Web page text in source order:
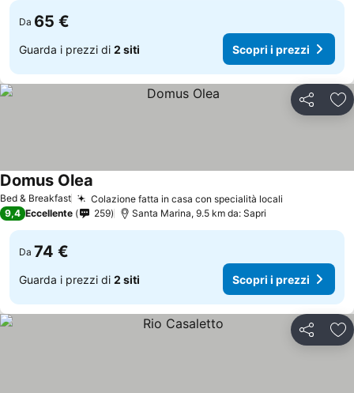
Da 65 €
Guarda i prezzi di 2 siti Scopri i prezzi
Condividi
Bed & Breakfast Colazione fatta in casa con specialità locali
Domus Olea
9,4 Eccellente 259 Santa Marina, 9.5 km da: Sapri
Da 74 €
Guarda i prezzi di 2 siti Scopri i prezzi
Condividi